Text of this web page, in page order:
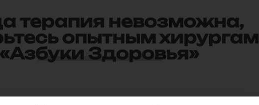
терапия невозможна,
опытным хирургам
«Азбуки Здоровья»